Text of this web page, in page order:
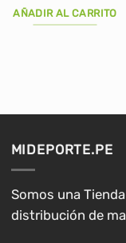
original
era:
AÑADIR AL CARRITO
MIDEPORTE.PE
Somos una
distribución de